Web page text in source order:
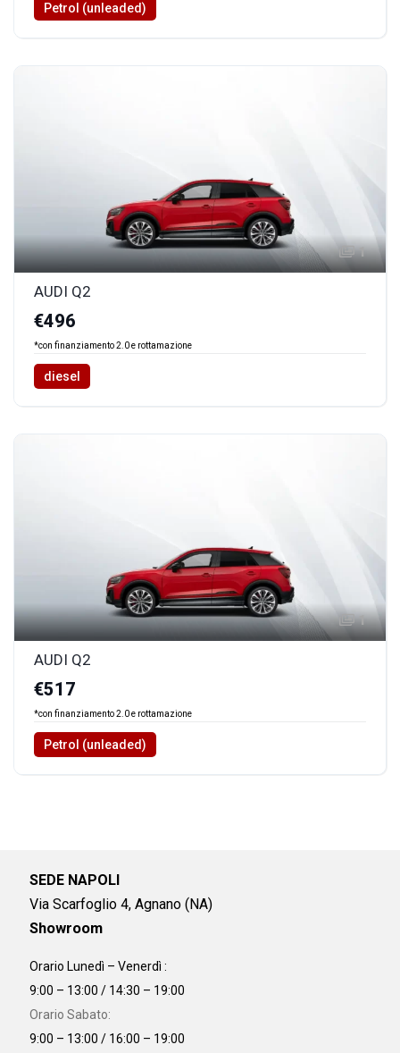
Petrol (unleaded)
1
AUDI Q2
€496
*con finanziamento 2.0 e rottamazione
diesel
1
AUDI Q2
€517
*con finanziamento 2.0 e rottamazione
Petrol (unleaded)
SEDE NAPOLI
Via Scarfoglio 4, Agnano (NA)
Showroom
Orario Lunedì – Venerdì :
9:00 – 13:00 / 14:30 – 19:00
Orario Sabato:
9:00 – 13:00 / 16:00 – 19:00